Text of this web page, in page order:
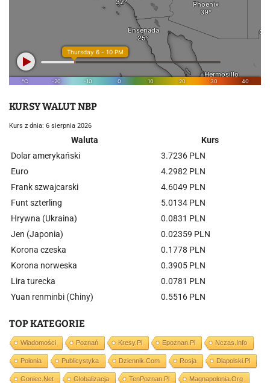
KURSY WALUT NBP
Kurs z dnia: 6 sierpnia 2026
Waluta
Kurs
Dolar amerykański
3.7236 PLN
Euro
4.2982 PLN
Frank szwajcarski
4.6049 PLN
Funt szterling
5.0134 PLN
Hrywna (Ukraina)
0.0831 PLN
Jen (Japonia)
0.02359 PLN
Korona czeska
0.1778 PLN
Korona norweska
0.3905 PLN
Lira turecka
0.0781 PLN
Yuan renminbi (Chiny)
0.5516 PLN
TOP KATEGORIE
Wiadomości Poznań Kresy.pl Epoznan.pl Nczas.info
Polonia Publicystyka Dziennik.com Rosja Dlapolski.pl
Goniec.net Globalizacja TenPoznan.pl Magnapolonia.org